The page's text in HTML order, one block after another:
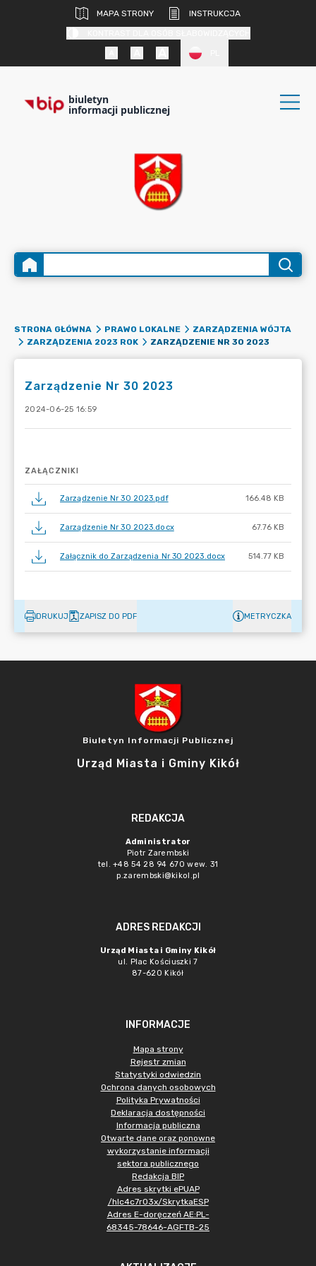
MAPA STRONY
INSTRUKCJA
biuletyn
informacji publicznej
STRONA GŁÓWNA PRAWO LOKALNE
ZARZĄDZENIA WÓJTA
ZARZĄDZENIA 2023 ROK
ZARZĄDZENIE NR 30 2023
Zarządzenie Nr 30 2023
2024-06-25 16:59
ZAŁĄCZNIKI
Zarządzenie Nr 30 2023.pdf 166.48 KB
Zarządzenie Nr 30 2023.docx 67.76 KB
Załącznik do Zarządzenia Nr 30 2023.docx 514.77 KB
DRUKUJ ZAPISZ DO PDF METRYCZKA
Biuletyn Informacji Publicznej
Urząd Miasta i Gminy Kikół
REDAKCJA
Administrator
Piotr Zarembski
tel. +48 54 28 94 670 wew. 31
p.zarembski@kikol.pl
ADRES REDAKCJI
Urząd Miasta i Gminy Kikół
ul. Plac Kościuszki 7
87-620 Kikół
INFORMACJE
Mapa strony
Rejestr zmian
Statystyki odwiedzin
Ochrona danych osobowych
Polityka Prywatności
Deklaracja dostępności
Informacja publiczna
Otwarte dane oraz ponowne
wykorzystanie informacji
sektora publicznego
Redakcja BIP
Adres skrytki ePUAP
/hlc4c7r03x/SkrytkaESP
Adres E-doręczeń AE:PL-
68345-78646-AGFTB-25